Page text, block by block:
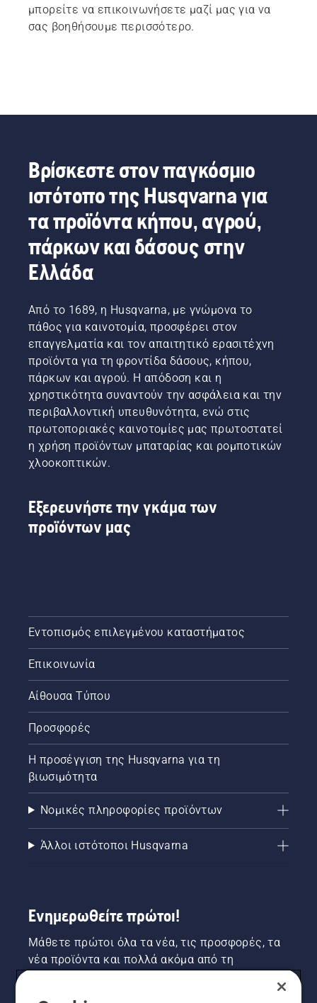
μπορείτε να επικοινωνήσετε μαζί μας για να
σας βοηθήσουμε περισσότερο.
Βρίσκεστε στον παγκόσμιο
ιστότοπο της Husqvarna για
τα προϊόντα κήπου, αγρού,
πάρκων και δάσους στην
Ελλάδα
Από το 1689, η Husqvarna, με γνώμονα το
πάθος για καινοτομία, προσφέρει στον
επαγγελματία και τον απαιτητικό ερασιτέχνη
προϊόντα για τη φροντίδα δάσους, κήπου,
πάρκων και αγρού. Η απόδοση και η
χρηστικότητα συναντούν την ασφάλεια και την
περιβαλλοντική υπευθυνότητα, ενώ στις
πρωτοποριακές καινοτομίες μας πρωτοστατεί
η χρήση προϊόντων μπαταρίας και ρομποτικών
χλοοκοπτικών.
Εξερευνήστε την γκάμα των
προϊόντων μας
Εντοπισμός επιλεγμένου καταστήματος
Επικοινωνία
Αίθουσα Τύπου
Προσφορές
Η προσέγγιση της Husqvarna για τη
βιωσιμότητα
Νομικές πληροφορίες προϊόντων
Άλλοι ιστότοποι Husqvarna
Ενημερωθείτε πρώτοι!
Μάθετε πρώτοι όλα τα νέα, τις προσφορές, τα
νέα προϊόντα και πολλά ακόμα από τη